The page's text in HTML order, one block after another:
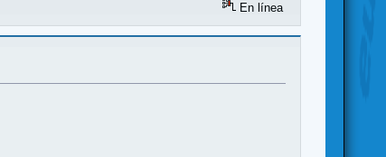
En línea